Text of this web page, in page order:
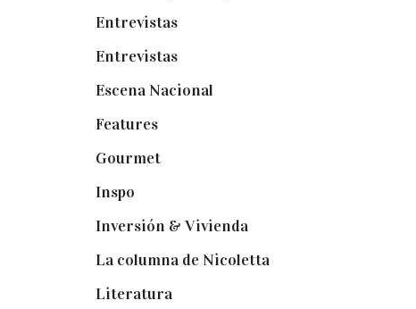
Entrevistas(36)
Entrevistas(14)
Escena Nacional
Features(29)
Gourmet(102)
Inspo
Inversión & Vivienda(5)
La columna de Nicoletta(5)
Literatura(1)